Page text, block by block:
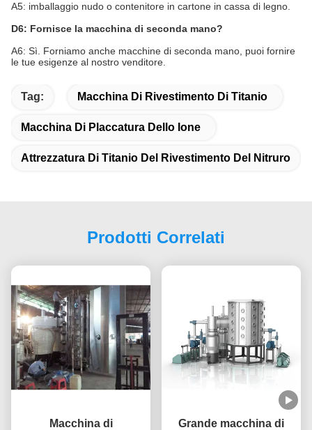
A5: imballaggio nudo o contenitore in cartone in cassa di legno.
D6: Fornisce la macchina di seconda mano?
A6: Sì. Forniamo anche macchine di seconda mano, puoi fornire
le tue esigenze al nostro venditore.
Tag: Macchina Di Rivestimento Di Titanio
Macchina Di Placcatura Dello Ione
Attrezzatura Di Titanio Del Rivestimento Del Nitruro
Prodotti Correlati
Macchina di
Grande macchina di